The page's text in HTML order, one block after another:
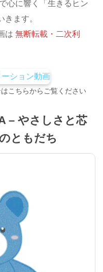
心に響く「生きるヒン
きます。
は 無断転載・二次利
こちらからご覧ください
– やさしさと芯
ともだち